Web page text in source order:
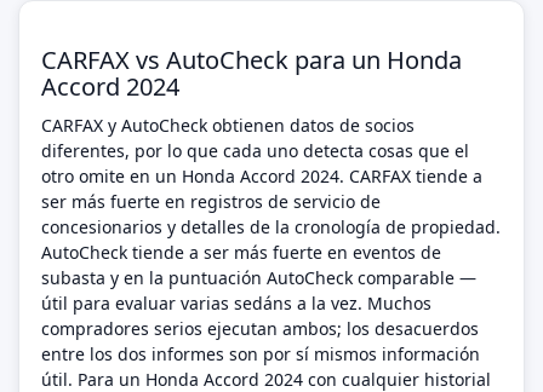
CARFAX vs AutoCheck para un Honda
Accord 2024
CARFAX y AutoCheck obtienen datos de socios
diferentes, por lo que cada uno detecta cosas que el
otro omite en un Honda Accord 2024. CARFAX tiende a
ser más fuerte en registros de servicio de
concesionarios y detalles de la cronología de propiedad.
AutoCheck tiende a ser más fuerte en eventos de
subasta y en la puntuación AutoCheck comparable —
útil para evaluar varias sedáns a la vez. Muchos
compradores serios ejecutan ambos; los desacuerdos
entre los dos informes son por sí mismos información
útil. Para un Honda Accord 2024 con cualquier historial